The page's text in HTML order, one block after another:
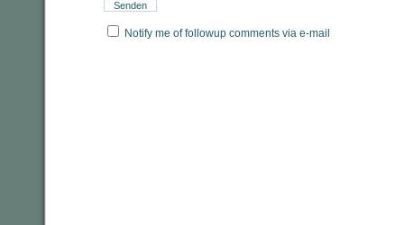
Notify me of followup comments via e-mail